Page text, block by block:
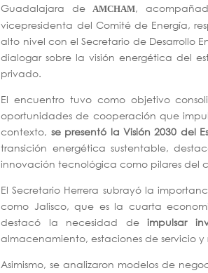
Guadalajara deAMCHAM,
vicepresidenta del Comité de Energía,
alto nivel con el Secretario de Desarrollo
dialogar sobre la visión energética del
privado.
El encuentro tuvo como objetivo
oportunidades de cooperación que
contexto, se presentó la Visión 2030 del
transición energética sustentable,
innovación tecnológica como pilares del
El Secretario Herrera subrayó la
como Jalisco, que es la cuarta
destacó la necesidad deimpulsar
almacenamiento, estaciones de servicio
Asimismo, se analizaron modelos de